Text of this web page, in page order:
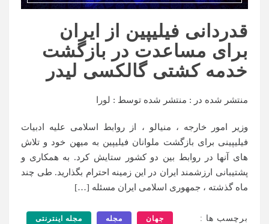
قدردانی فیلیپین از ایران
برای مساعدت در بازگشت
خدمه کشتی گالکسی لیدر
منتشر شده در : منتشر شده توسط : لورا
وزیر امور خارجه ، منیالو ، از روابط اسلامی علیه ادبیات
فیلیپینی برای بازگشت ملوانان فیلیپین به میهن خود و تلاش
های آنها در روابط بین دو کشور ستایش کرد. به همکاری و
پشتیبانی ارزشمند ایران در این زمینه احترام بگذارید. طی چند
ماه گذشته ، جمهوری اسلامی ایران مسئله […]
برچسب ها : جهان مجله مجله اینترنتی